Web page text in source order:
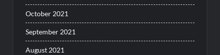
October 2021
September 2021
August 2021